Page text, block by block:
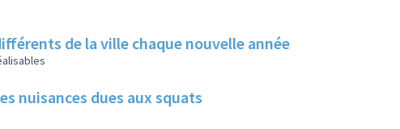
de la ville chaque nouvelle année
nuisances dues aux squats